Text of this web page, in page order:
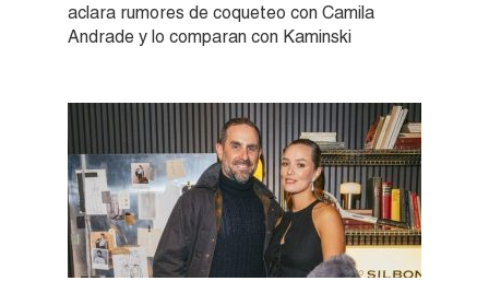
aclara rumores de coqueteo con Camila
Andrade y lo comparan con Kaminski